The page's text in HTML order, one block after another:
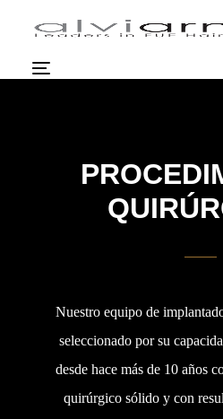
Nuestro equipo de
seleccionado por su
desde hace más de 10 años
quirúrgico sólido y con